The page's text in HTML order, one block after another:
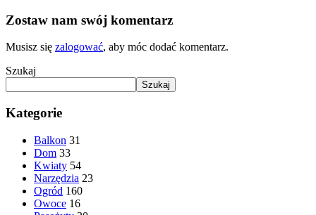
Zostaw nam swój komentarz
Musisz się zalogować, aby móc dodać komentarz.
Szukaj
Szukaj
Kategorie
Balkon 31
Dom 33
Kwiaty 54
Narzędzia 23
Ogród 160
Owoce 16